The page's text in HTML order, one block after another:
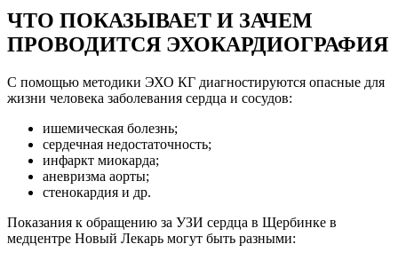
ЧТО ПОКАЗЫВАЕТ И ЗАЧЕМ
ПРОВОДИТСЯ ЭХОКАРДИОГРАФИЯ
С помощью методики ЭХО КГ диагностируются опасные для
жизни человека заболевания сердца и сосудов:
ишемическая болезнь;
сердечная недостаточность;
инфаркт миокарда;
аневризма аорты;
стенокардия и др.
Показания к обращению за УЗИ сердца в Щербинке в
медцентре Новый Лекарь могут быть разными: